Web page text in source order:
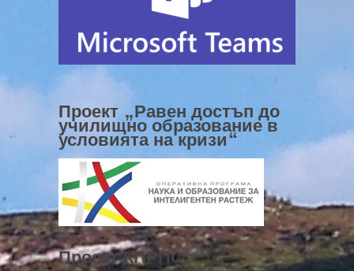
Проект „Равен достъп до
училищно образование в
условията на кризи“
Проект КПРПС